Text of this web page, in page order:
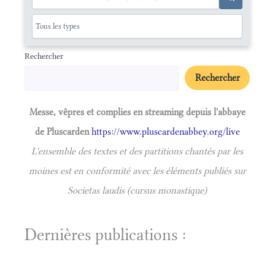
Rechercher
Rechercher
Messe, vêpres et complies en streaming depuis l'abbaye
de Pluscardenhttps://www.pluscardenabbey.org/live
L'ensemble des textes et des partitions chantés par les
moines est en conformité avec les éléments publiés sur
Societas laudis (cursus monastique)
Dernières publications :